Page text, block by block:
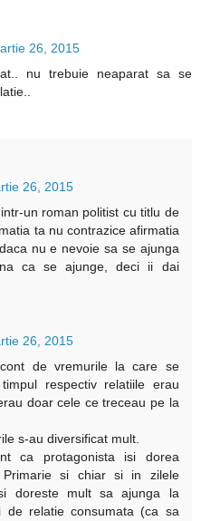
26, 2015
nu trebuie neaparat sa se
26, 2015
un roman politist cu titlu de
ta nu contrazice afirmatia
nu e nevoie sa se ajunga
ca se ajunge, deci ii dai
26, 2015
de vremurile la care se
respectiv relatiile erau
doar cele ce treceau pe la
s-au diversificat mult.
ca protagonista isi dorea
si chiar si in zilele
doreste mult sa ajunga la
de relatie consumata (ca sa